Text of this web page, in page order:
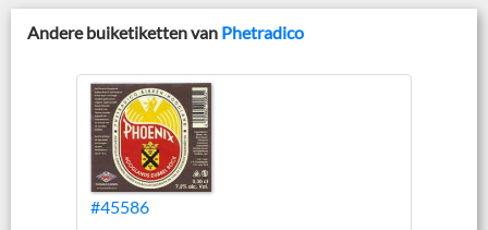
Andere buiketiketten van Phetradico
#45586